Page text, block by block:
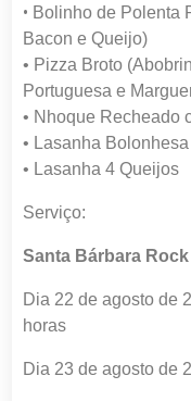
• Bolinho de Polenta
Bacon e Queijo)
• Pizza Broto
Portuguesa e
• Nhoque Recheado
• Lasanha Bolonhesa
• Lasanha 4 Queijos
Serviço:
Santa Bárbara
Dia 22 de agosto de
horas
Dia 23 de agosto de